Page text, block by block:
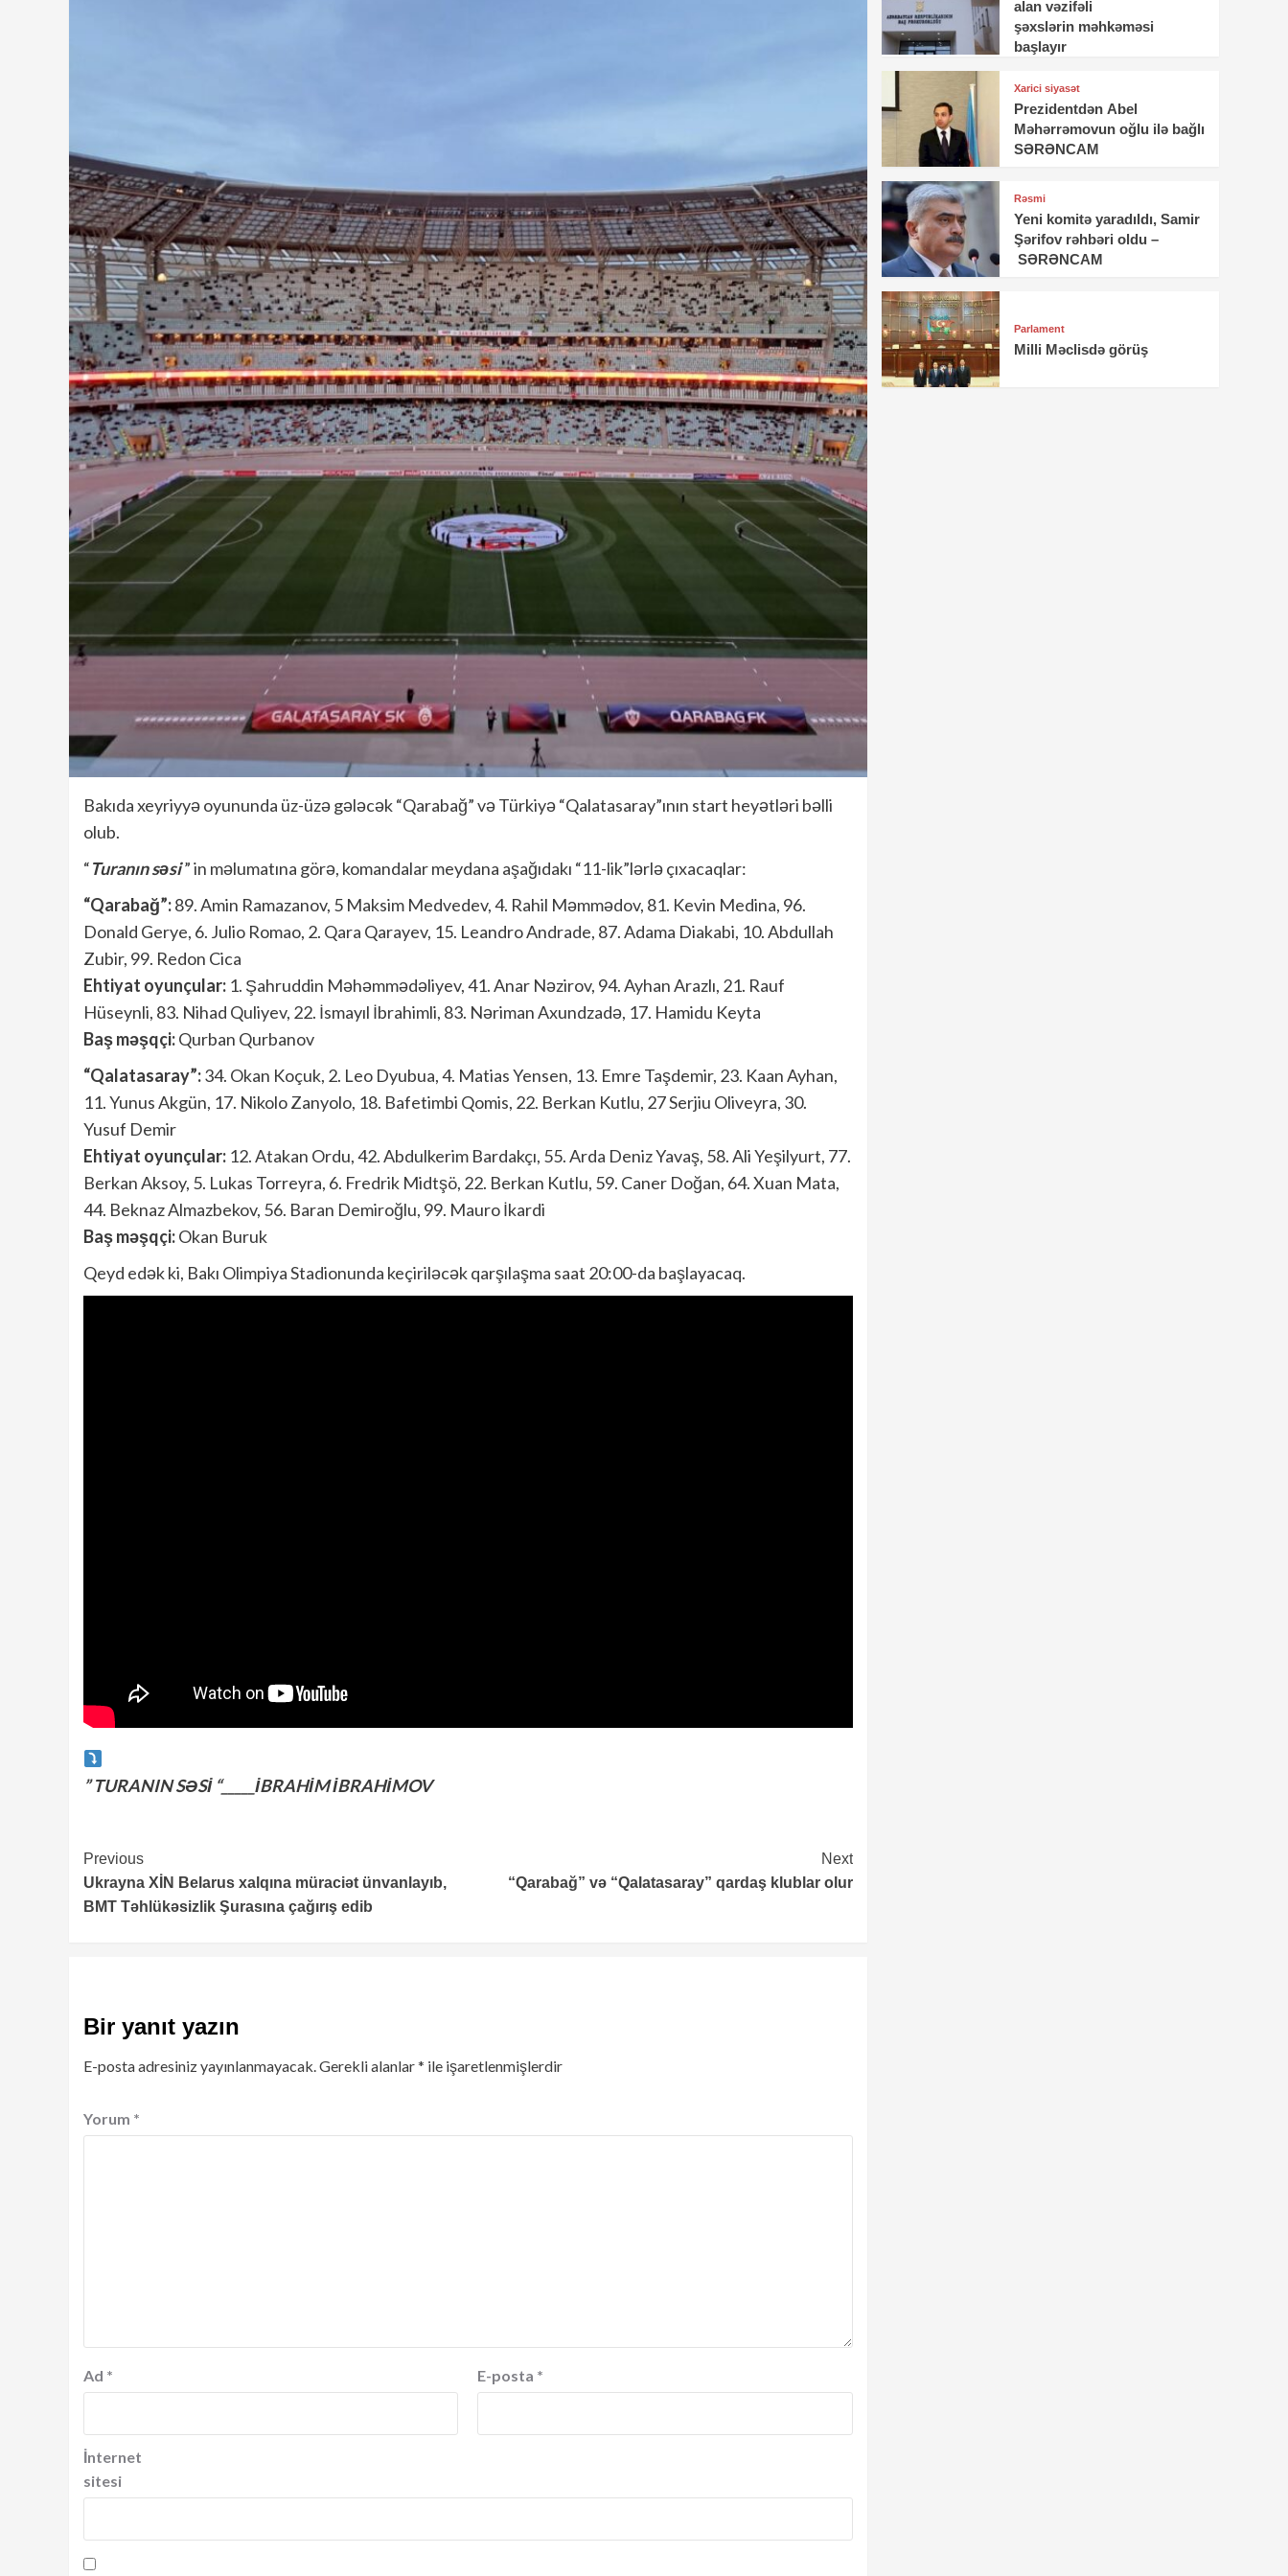
Bakıda xeyriyyə oyununda üz-üzə gələcək “Qarabağ” və Türkiyə “Qalatasaray”ının start heyətləri bəlli
olub.
“Turanın səsi” in məlumatına görə, komandalar meydana aşağıdakı “11-lik”lərlə çıxacaqlar:
“Qarabağ”:89. Amin Ramazanov, 5 Maksim Medvedev, 4. Rahil Məmmədov, 81. Kevin Medina, 96.
Donald Gerye, 6. Julio Romao, 2. Qara Qarayev, 15. Leandro Andrade, 87. Adama Diakabi, 10. Abdullah
Zubir, 99. Redon Cica
Ehtiyat oyunçular: 1. Şahruddin Məhəmmədəliyev, 41. Anar Nəzirov, 94. Ayhan Arazlı, 21. Rauf
Hüseynli, 83. Nihad Quliyev, 22. İsmayıl İbrahimli, 83. Nəriman Axundzadə, 17. Hamidu Keyta
Baş məşqçi:Qurban Qurbanov
“Qalatasaray”:34. Okan Koçuk, 2. Leo Dyubua, 4. Matias Yensen, 13. Emre Taşdemir, 23. Kaan Ayhan,
11. Yunus Akgün, 17. Nikolo Zanyolo, 18. Bafetimbi Qomis, 22. Berkan Kutlu, 27 Serjiu Oliveyra, 30.
Yusuf Demir
Ehtiyat oyunçular: 12. Atakan Ordu, 42. Abdulkerim Bardakçı, 55. Arda Deniz Yavaş, 58. Ali Yeşilyurt, 77.
Berkan Aksoy, 5. Lukas Torreyra, 6. Fredrik Midtşö, 22. Berkan Kutlu, 59. Caner Doğan, 64. Xuan Mata,
44. Beknaz Almazbekov, 56. Baran Demiroğlu, 99. Mauro İkardi
Baş məşqçi:Okan Buruk
Qeyd edək ki, Bakı Olimpiya Stadionunda keçiriləcək qarşılaşma saat 20:00-da başlayacaq.
” TURANIN SƏSİ “_____İBRAHİM İBRAHİMOV
Continue
Reading
Previous
Ukrayna XİN Belarus xalqına müraciət ünvanlayıb,
BMT Təhlükəsizlik Şurasına çağırış edib
Next
“Qarabağ” və “Qalatasaray” qardaş klublar olur
Bir yanıt yazın
E-posta adresiniz yayınlanmayacak.Gerekli alanlar* ile işaretlenmişlerdir
Yorum *
Ad * E-posta *
İnternet
sitesi
alan vəzifəli
şəxslərin məhkəməsi
başlayır
Xarici siyasət
Prezidentdən Abel
Məhərrəmovun oğlu ilə bağlı
SƏRƏNCAM
Rəsmi
Yeni komitə yaradıldı, Samir
Şərifov rəhbəri oldu –
SƏRƏNCAM
Parlament
Milli Məclisdə görüş